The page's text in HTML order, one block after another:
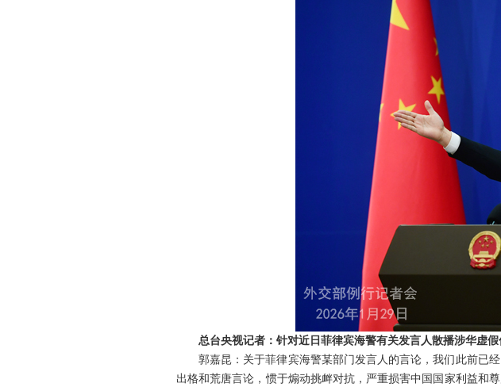
总台央视记者：针对近日菲律宾海警有关发言人散播涉华虚
郭嘉昆：关于菲律宾海警某部门发言人的言论，我们此前已
出格和荒唐言论，惯于煽动挑衅对抗，严重损害中国国家利益和